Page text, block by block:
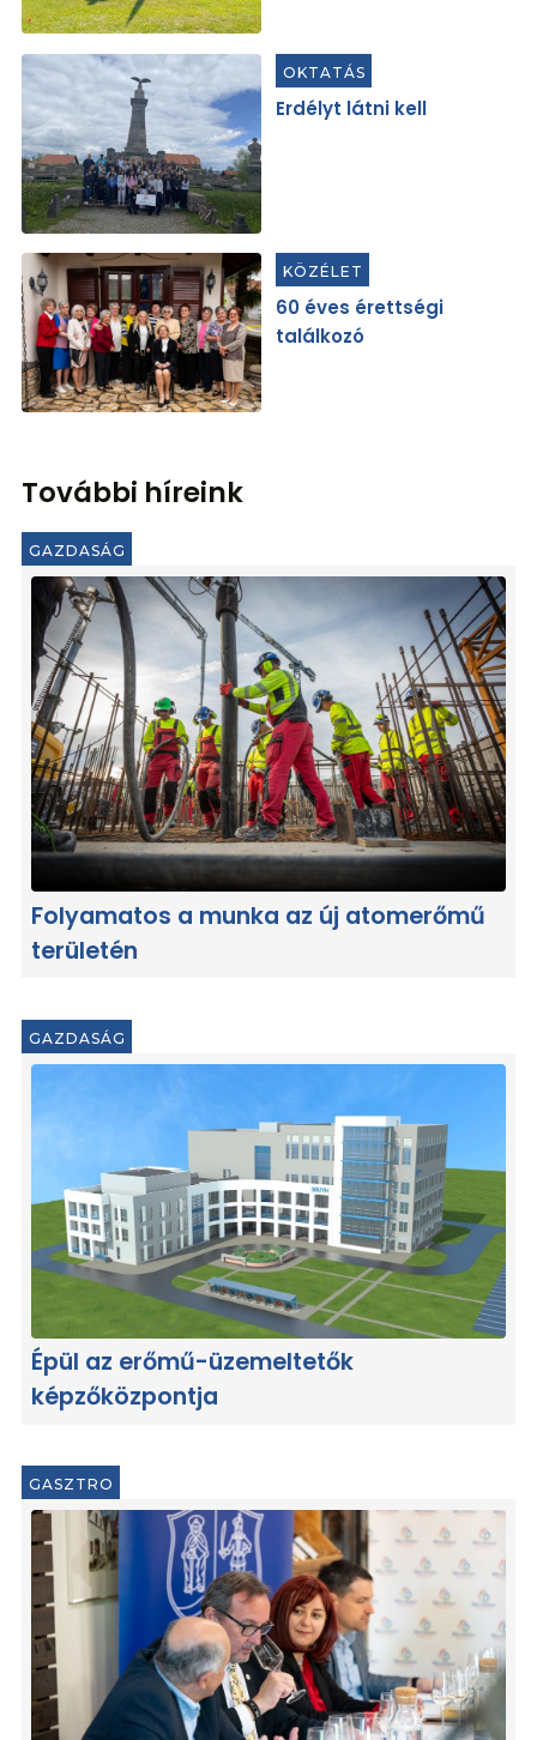
OKTATÁS
Erdélyt látni kell
KÖZÉLET
60 éves érettségi
találkozó
További híreink
GAZDASÁG
Folyamatos a munka az új atomerőmű
területén
GAZDASÁG
Épül az erőmű-üzemeltetők
képzőközpontja
GASZTRO